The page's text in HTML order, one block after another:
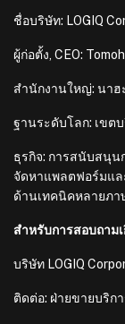
ชื่อบริษัท: LOGIQ
ผู้ก่อตั้ง, CEO:
สำนักงานใหญ่: นาฮ
ฐานระดับโลก: เขต
ธุรกิจ: การสนับสนุน
จัดหาแพลตฟอร์มแ
ด้านเทคนิคหลายภา
สำหรับการสอบถาม
บริษัท LOGIQ
ติดต่อ: ฝ่ายขายบริก